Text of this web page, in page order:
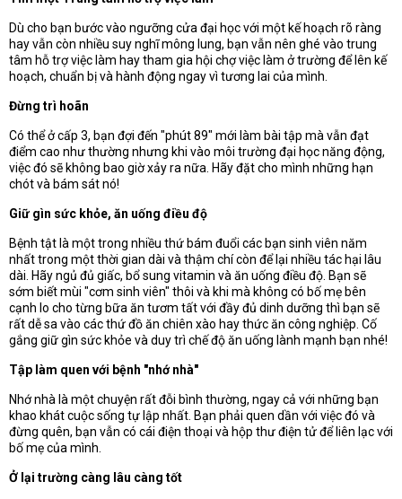
Dù cho bạn bước vào ngưỡng cửa đại học với một kế hoạch rõ ràng
hay vẫn còn nhiều suy nghĩ mông lung, bạn vẫn nên ghé vào trung
tâm hỗ trợ việc làm hay tham gia hội chợ việc làm ở trường để lên kế
hoạch, chuẩn bị và hành động ngay vì tương lai của mình.
Đừng trì hoãn
Có thể ở cấp 3, bạn đợi đến "phút 89" mới làm bài tập mà vẫn đạt
điểm cao như thường nhưng khi vào môi trường đại học năng động,
việc đó sẽ không bao giờ xảy ra nữa. Hãy đặt cho mình những hạn
chót và bám sát nó!
Giữ gìn sức khỏe, ăn uống điều độ
Bệnh tật là một trong nhiều thứ bám đuổi các bạn sinh viên năm
nhất trong một thời gian dài và thậm chí còn để lại nhiều tác hại lâu
dài. Hãy ngủ đủ giấc, bổ sung vitamin và ăn uống điều độ. Bạn sẽ
sớm biết mùi "cơm sinh viên" thôi và khi mà không có bố mẹ bên
cạnh lo cho từng bữa ăn tươm tất với đầy đủ dinh dưỡng thì bạn sẽ
rất dễ sa vào các thứ đồ ăn chiên xào hay thức ăn công nghiệp. Cố
gắng giữ gìn sức khỏe và duy trì chế độ ăn uống lành mạnh bạn nhé!
Tập làm quen với bệnh "nhớ nhà"
Nhớ nhà là một chuyện rất đỗi bình thường, ngay cả với những bạn
khao khát cuộc sống tự lập nhất. Bạn phải quen dần với việc đó và
đừng quên, bạn vẫn có cái điện thoại và hộp thư điện tử để liên lạc với
bố mẹ của mình.
Ở lại trường càng lâu càng tốt